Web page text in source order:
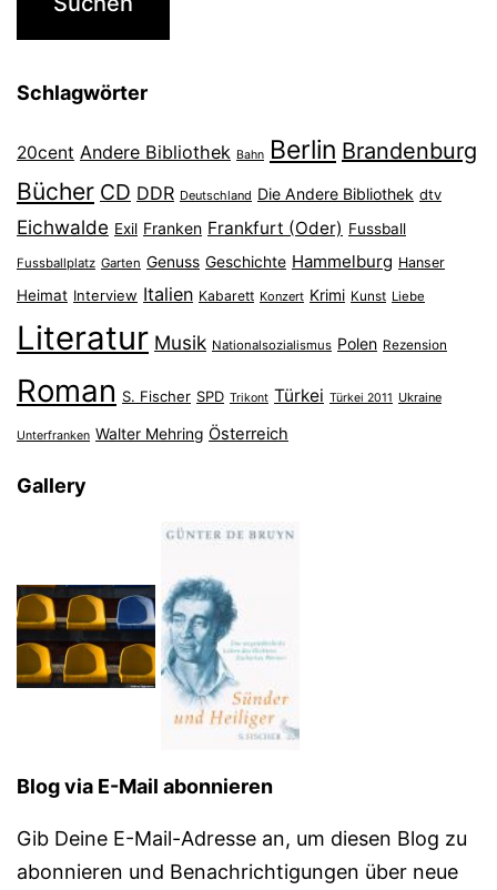
Schlagwörter
20cent Andere Bibliothek Bahn Berlin Brandenburg
Bücher CD DDR Deutschland Die Andere Bibliothek dtv
Eichwalde Exil Franken Frankfurt (Oder) Fussball
Fussballplatz Garten Genuss Geschichte Hammelburg Hanser
Heimat Interview Italien Kabarett Konzert Krimi Kunst Liebe
Literatur Musik Nationalsozialismus Polen Rezension
Roman S. Fischer SPD Trikont Türkei Türkei 2011 Ukraine
Unterfranken Walter Mehring Österreich
Gallery
Blog via E-Mail abonnieren
Gib Deine E-Mail-Adresse an, um diesen Blog zu
abonnieren und Benachrichtigungen über neue